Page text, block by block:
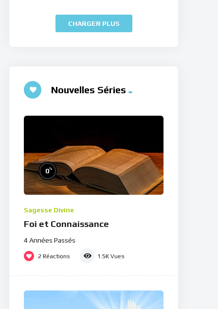
CHARGER PLUS
Nouvelles Séries
0%
Sagesse Divine
Foi et Connaissance
4 Années Passés
2 Réactions 1.5K Vues